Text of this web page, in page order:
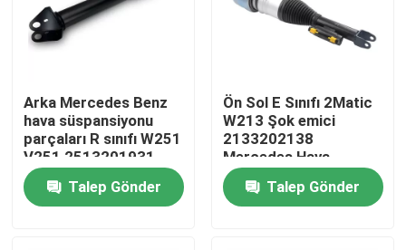
Ürün
Videolar
Arka Mercedes Benz
hava süspansiyonu
parçaları R sınıfı W251
V251 2513201931
için ADS ile
Talep Gönder
Ön Sol E Sınıfı 2Matic
W213 Şok emici
2133202138
Mercedes Hava
süspansiyonu
parçalarıTalep Gönder